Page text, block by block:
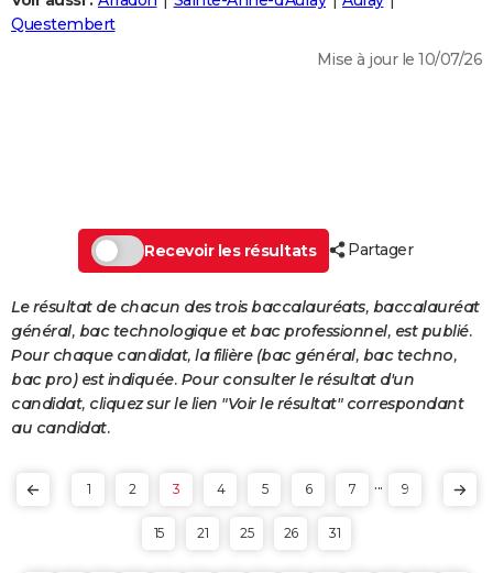
Destinations
City break
Voyage nature
Voyage de noces
Forum
Climat
+
PHOTO
Dictionnaire
PROGRAMME TV
S'inscrire
Se connecter
Lycées
Collèges
Primaires
Universités
Entreprises
Service militaire
Avis de recherche
AVIS DE DÉCÈS
FORUM
Bricolage
Lifestyle
Culture
Sport
Auto
Television
Voyage
Cinema
Questembert
Mise à jour le 10/07/26
Recevoir les résultats Partager
Le résultat de chacun des trois baccalauréats, baccalauréat
général, bac technologique et bac professionnel, est publié.
Pour chaque candidat, la filière (bac général, bac techno,
bac pro) est indiquée. Pour consulter le résultat d'un
candidat, cliquez sur le lien "Voir le résultat" correspondant
au candidat.
1 2 3 4 5 6 7 ... 9
15 21 25 26 31